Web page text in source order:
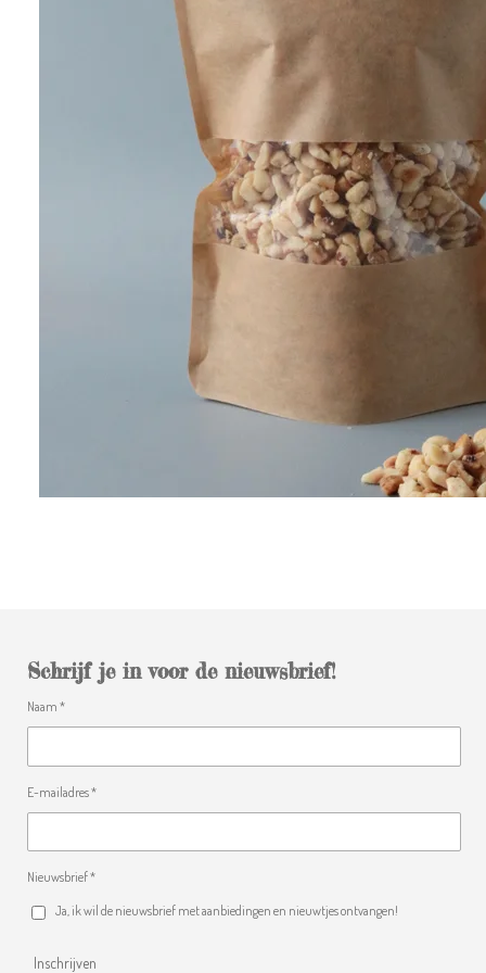
Schrijf je in voor de nieuwsbrief!
Naam *
E-mailadres *
Nieuwsbrief *
Ja, ik wil de nieuwsbrief met aanbiedingen en nieuwtjes ontvangen!
Inschrijven